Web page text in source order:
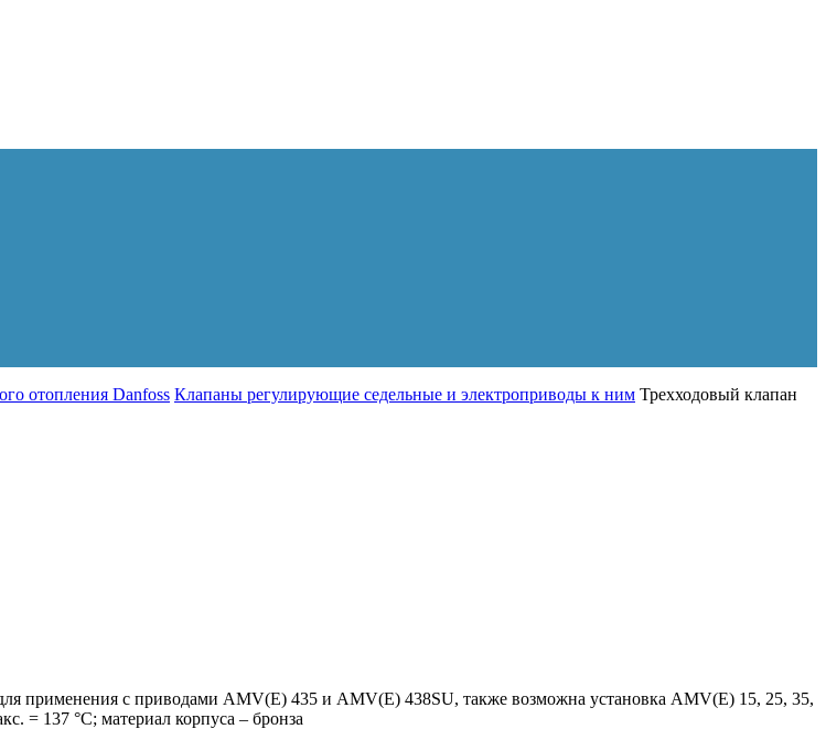
отопления Danfoss Клапаны регулирующие седельные и электроприводы к ним Трехходовый клапан
применения с приводами AMV(Е) 435 и AMV(E) 438SU, также возможна установка AMV(Е) 15, 25, 35,
= 137 °С; материал корпуса – бронза